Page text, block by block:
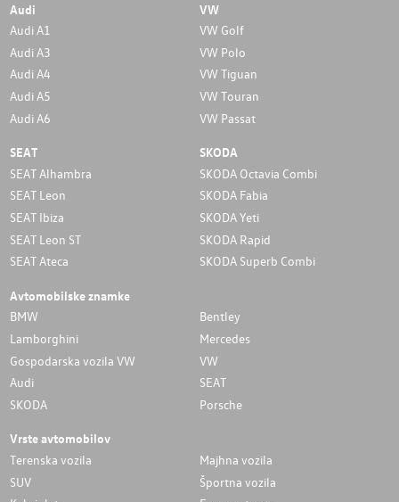
Audi
Audi A1
Audi A3
Audi A4
Audi A5
Audi A6
VW
VW Golf
VW Polo
VW Tiguan
VW Touran
VW Passat
SEAT
SEAT Alhambra
SEAT Leon
SEAT Ibiza
SEAT Leon ST
SEAT Ateca
SKODA
SKODA Octavia Combi
SKODA Fabia
SKODA Yeti
SKODA Rapid
SKODA Superb Combi
Avtomobilske znamke
BMW
Bentley
Lamborghini
Mercedes
Gospodarska vozila VW
VW
Audi
SEAT
SKODA
Porsche
Vrste avtomobilov
Terenska vozila
Majhna vozila
SUV
Športna vozila